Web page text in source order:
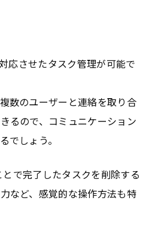
応させたタスク管理が可能で
数のユーザーと連絡を取り合
るので、コミュニケーション
でしょう。
で完了したタスクを削除する
など、感覚的な操作方法も特